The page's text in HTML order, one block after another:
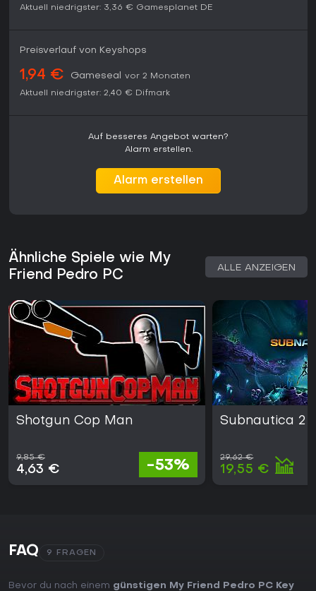
Aktuell niedrigster: 3,36 € Gamesplanet DE
Preisverlauf von Keyshops
1,94 € Gameseal
vor 2 Monaten
Aktuell niedrigster: 2,40 € Difmark
Auf besseres Angebot warten?
Alarm erstellen.
Alarm erstellen
Ähnliche Spiele wie My
Friend Pedro PC
ALLE ANZEIGEN
Shotgun Cop Man
9,85 €
4,63 € -53%
Subnautica 2
29,62 €
19,55 €
FAQ 9 FRAGEN
Bevor du nach einem günstigen My Friend Pedro PC Key